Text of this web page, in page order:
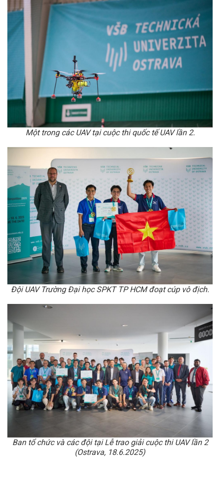
Một trong các UAV tại cuộc thi quốc tế UAV lần 2.
Đội UAV Trường Đại học SPKT TP HCM đoạt cúp vô địch.
Ban tổ chức và các đội tại Lễ trao giải cuộc thi UAV lần 2
(Ostrava, 18.6.2025)